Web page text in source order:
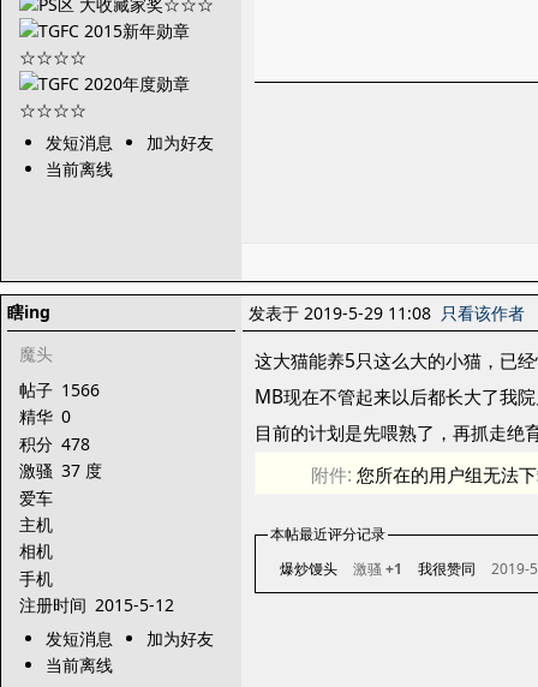
发短消息
加为好友
当前离线
瞎ing
魔头
帖子 1566
精华 0
积分 478
激骚 37 度
爱车
主机
相机
手机
注册时间 2015-5-12
发短消息
加为好友
当前离线
发表于 2019-5-29 11:08 只看该作者
这大猫能养5只这么大的小猫，已
MB现在不管起来以后都长大了我
目前的计划是先喂熟了，再抓走
附件:您所在的用户组无法
本帖最近评分记录
爆炒馒头
激骚 +1 我很赞同 2019-